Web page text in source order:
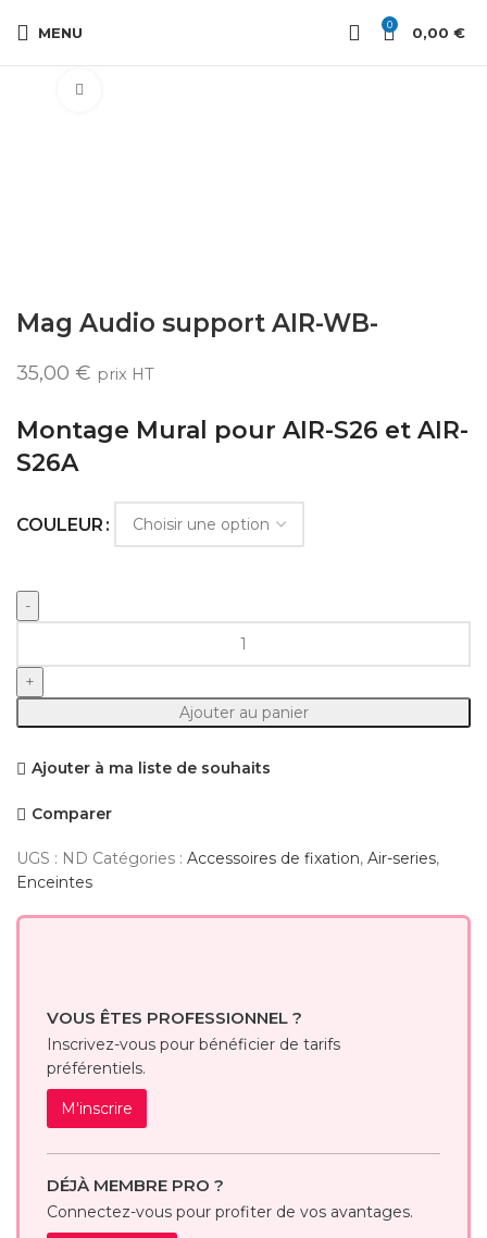
MENU 0 0,00 €
Mag Audio support AIR-WB-
35,00 € prix HT
Montage Mural pour AIR-S26 et AIR-
S26A
COULEUR
Mag
Audio
support
WB-
Ajouter au panier
Ajouter à ma liste de souhaits
Comparer
UGS : ND Catégories : Accessoires de fixation, Air-series,
Enceintes
VOUS ÊTES PROFESSIONNEL ?
Inscrivez-vous pour bénéficier de tarifs
préférentiels.
M'inscrire
DÉJÀ MEMBRE PRO ?
Connectez-vous pour profiter de vos avantages.